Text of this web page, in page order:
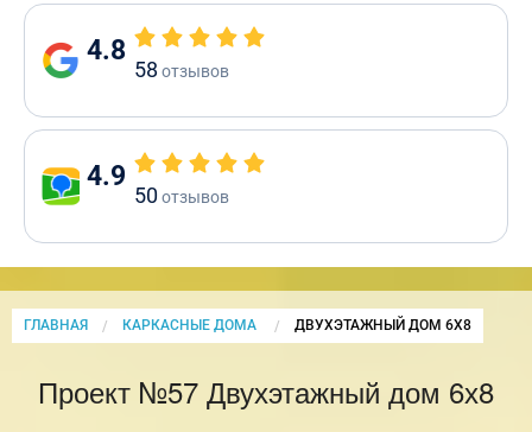
4.8
58 отзывов
4.9
50отзывов
ГЛАВНАЯ КАРКАСНЫЕ ДОМА CURRENT:
ДВУХЭТАЖНЫЙ ДОМ 6Х8
Проект №57 Двухэтажный дом 6х8